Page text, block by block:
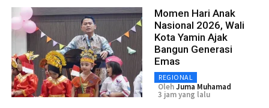
Momen Hari Anak
Nasional 2026, Wali
Kota Yamin Ajak
Bangun Generasi
Emas
REGIONAL
OlehJuma Muhamad
3 jam yang lalu